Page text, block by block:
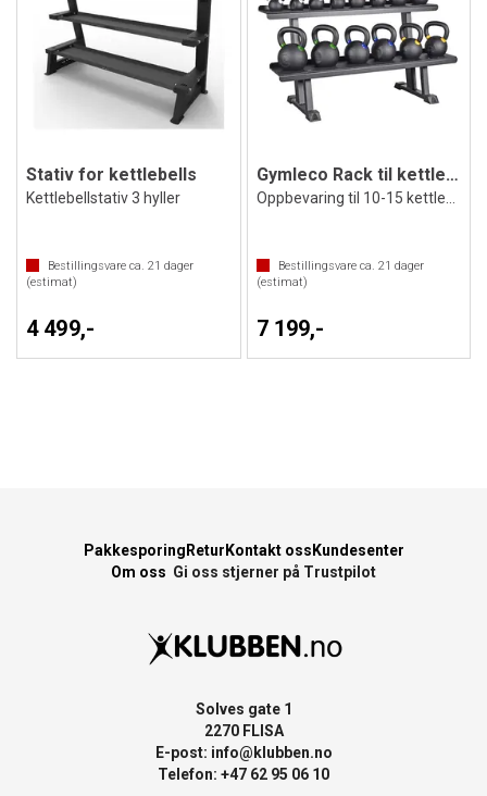
Stativ for kettlebells
Kettlebellstativ 3 hyller
Bestillingsvare ca. 21 dager
(estimat)
4 499,-
Gymleco Rack til kettlebells
Bestillingsvare ca. 21 dager
(estimat)
7 199,-
PakkesporingReturKontakt ossKundesenter
Om oss Gi oss stjerner på Trustpilot
Solves gate 1
2270 FLISA
E-post: info@klubben.no
Telefon: +47 62 95 06 10